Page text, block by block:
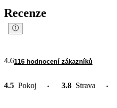
Recenze
4.6116 hodnocení zákazníků
4.5 Pokoj 3.8 Strava